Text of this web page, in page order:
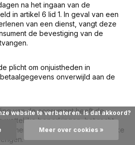
na het ingaan van de
in artikel 6 lid 1. In geval van een
van een dienst, vangt deze
de bevestiging van de
plicht om onjuistheden in
onverwijld aan de
van de consument heeft de
wettelijke beperkingen, het recht
kenbaar gemaakte redelijke
website te verbeteren. Is dat akkoord?
Meer over cookies »